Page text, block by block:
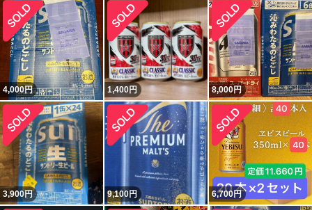
4,000円 1,400円 8,000円
3,900円 9,100円 6,700円